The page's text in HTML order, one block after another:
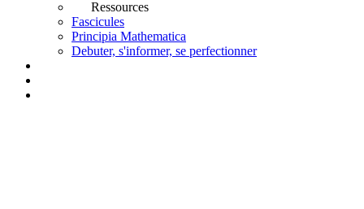
Ressources
Fascicules
Principia Mathematica
Debuter, s'informer, se perfectionner